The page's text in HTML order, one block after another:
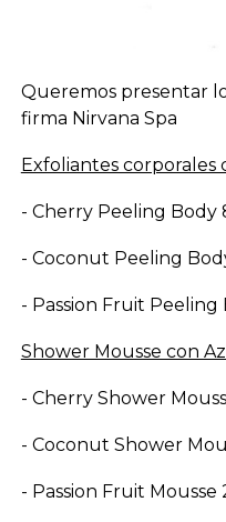
Queremos presentar
firma Nirvana Spa
Exfoliantes
- Cherry Peeling Body
- Coconut Peeling
- Passion Fruit Peeling
Shower Mousse con
- Cherry Shower
- Coconut Shower
- Passion Fruit Mousse